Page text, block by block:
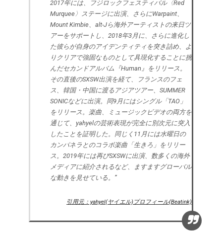
2017年には、フジロックフェスティバル〈Red
Murquee〉ステージに出演、さらにWarpaint、
Mount Kimbie、alt-Jら海外アーティストの来日ツ
アーをサポートし、2018年3月に、さらに進化し
た彼らが自身のアイデンティティを突き詰め、よ
りクリアで強固なものとして具現化することに挑
んだセカンドアルバム『Human』をリリース。
その直後のSXSW出演を経て、フランスのフェ
ス、韓国・中国に渡るアジアツアー、SUMMER
SONICなどに出演。同9月にはシングル「TAO」
をリリース。楽曲、ミュージックビデオの両方を
通じて、yahyelの芸術表現が完全に別次元に突入
したことを証明した。同じく11月には水曜日の
カンパネラとのコラボ楽曲「生きろ」をリリー
ス。2019年には再びSXSWに出演、数多くの海外
メディアに紹介されるなど、ますますグローバル
な動きを見せている。”
引用元：yahyel(ヤイエル)プロフィール(Beatink)